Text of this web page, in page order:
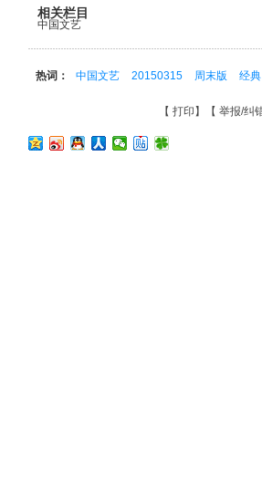
相关栏目
中国文艺
热词： 中国文艺 20150315 周末版 经
【 打印 】【 举报/纠